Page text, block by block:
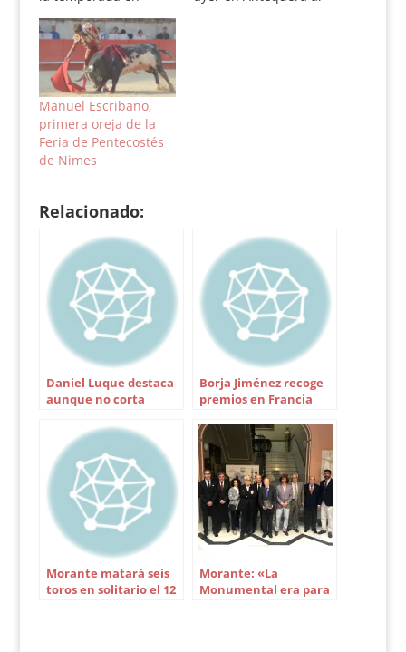
Francia, donde tiene
mucho cartel. Actuará
el día 31 de marzo,
Domingo de
Resurrección en la
plaza de Aignan
(Francia), para
liidar toros de Hubert
Yonnet, con la
Aguilar. Por la
novillero de la Escuela
de La Algaba Daniel
Soto,…
Manuel Escribano,
primera oreja de la
Feria de Pentecostés
de Nimes
Relacionado:
Daniel Luque destaca
aunque no corta
Borja Jiménez recoge
premios en Francia
Morante matará seis
toros en solitario el 12
Morante: «La
Monumental era para